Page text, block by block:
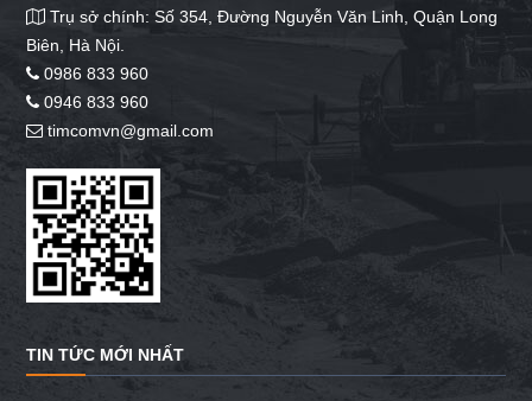
Trụ sở chính: Số 354, Đường Nguyễn Văn Linh, Quận Long
Biên, Hà Nội.
0986 833 960
0946 833 960
timcomvn@gmail.com
TIN TỨC MỚI NHẤT